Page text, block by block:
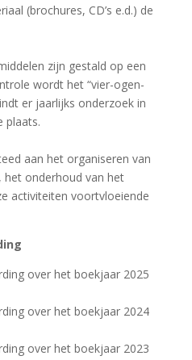
(brochures, CD’s e.d.) de
zijn gestald op een
wordt het “vier-ogen-
er jaarlijks onderzoek in
plaats.
aan het organiseren van
het onderhoud van het
activiteiten voortvloeiende
over het boekjaar 2025
over het boekjaar 2024
over het boekjaar 2023